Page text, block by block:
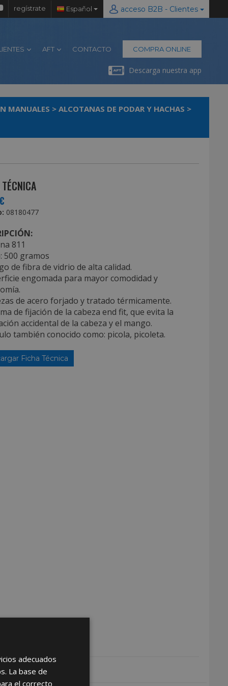
regístrate Español acceso B2B - Clientes
AFT CONTACTO COMPRA ONLINE
Descarga nuestra app
MANUALES > ALCOTANAS DE PODAR Y HACHAS >
08180477
811
500 gramos
de fibra de vidrio de alta calidad.
engomada para mayor comodidad y
de acero forjado y tratado térmicamente.
de fijación de la cabeza end fit, que evita la
accidental de la cabeza y el mango.
también conocido como: picola, picoleta.
Ficha Técnica
adecuados
La base de
el correcto